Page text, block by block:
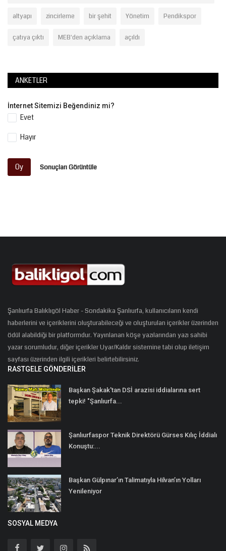
altyapı zincirleme bir şehit Yönetim Pendikspor
çatıya çıktı MEB'den açıklama açıldı
ANKETLER
İnternet Sitemizi Beğendiniz mi?
Evet
Hayır
Oy Sonuçları Görüntüle
Şanlıurfa Balıklıgöl Haber - Sondakika Şanlıurfa, kullanıcıların kendi
haberlerini ve içeriklerini oluşturabileceği ve oluşturulan içerikler üzerinden
ödül alabildiği bir platformdur. Yayınlanan köşe yazılarından yazı sahibi
yazar sorumludur, diğer içerikler Uyar/Kaldır sistemine tabi olup iletişim
sayfası üzerinden ilgili içerikleri belirtebilirsiniz.
RASTGELE GÖNDERILER
Başkan Şakak'tan DSİ arazisi iddialarına sert
tepki! "Şanlıurfa...
Şanlıurfaspor Teknik Direktörü Gürses Kılıç İddialı
Konuştu:...
Başkan Gülpınar’ın Talimatıyla Hilvan’ın Yolları
Yenileniyor
SOSYAL MEDYA